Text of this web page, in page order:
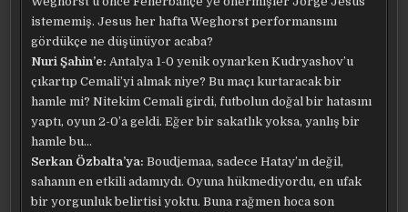
istememiş. Jesus her hafta Weghorst performansını
gördükçe ne düşünüyor acaba?
Nuri Şahin’e: Antalya 1-0 yenik oynarken Kudryashov’u
çıkartıp Cemali’yi almak niye? Bu maçı kurtaracak bir
hamle mi? Nitekim Cemali girdi, futbolun doğal bir hatasını
yaptı, oyun 2-0’a geldi. Eğer bir sakatlık yoksa, yanlış bir
hamle bu…
Serkan Özbalta’ya: Boudjemaa, sadece Hatay’ın değil,
sahanın en etkili adamıydı. Oyuna hükmediyordu, en ufak
bir yorgunluk belirtisi yoktu. Buna rağmen hoca son